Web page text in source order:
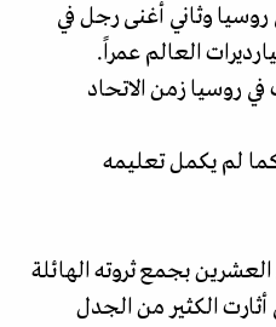
وثاني أغنى رجل في
العالم عمراً.
في روسيا زمن الاتحاد
لم يكمل تعليمه
بجمع ثروته الهائلة
الكثير من الجدل